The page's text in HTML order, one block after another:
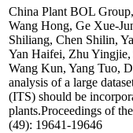
China Plant BOL
Wang Hong, Ge Xue-
Shiliang, Chen Shilin,
Yan Haifei, Zhu Yingjie,
Wang Kun, Yang Tuo,
analysis of a large
(ITS) should be
plants.Proceedings of
(49): 19641-19646